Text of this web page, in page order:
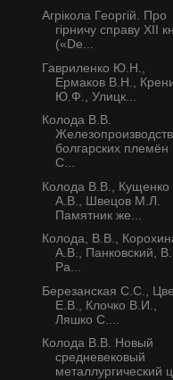
Агрікола Георгій. Про
гірничу справу XII
(«De...
Гавриленко Ю.Н.,
Ермаков В.Н.,
Ю.Ф., Улицк...
Колода В.В.
болгарских племён
С...
Колода В.В., Кущенко
А.В., Швецов М.Л.
Памятник же...
Колода, В.В.,
А.В., Панковский,
Ра...
Березанская С.С.,
Е.В., Клочко В.И.,
Ляшко С....
Колода В.В. Новый
средневековый
металлургический